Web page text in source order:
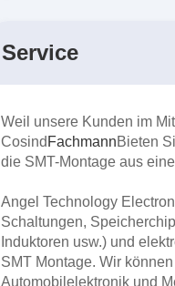
Service
Weil unsere Kunden im
Cosind FachmannBieten
die SMT-Montage aus
Angel Technology
Schaltungen,
Induktoren usw.) und
SMT Montage. Wir
Automobilelektronik und